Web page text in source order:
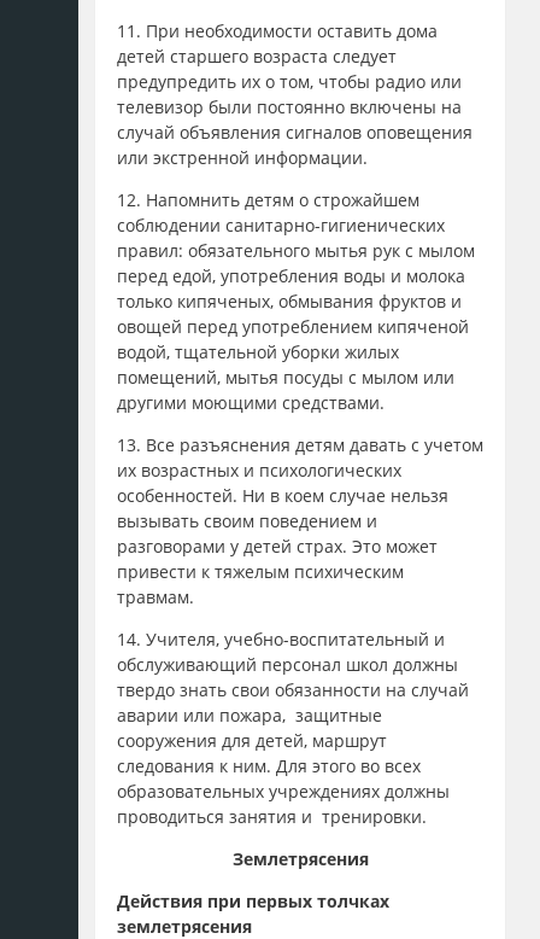
11. При необходимости оставить дома
детей старшего возраста следует
предупредить их о том, чтобы радио или
телевизор были постоянно включены на
случай объявления сигналов оповещения
или экстренной информации.
12. Напомнить детям о строжайшем
соблюдении санитарно-гигиенических
правил: обязательного мытья рук с мылом
перед едой, употребления воды и молока
только кипяченых, обмывания фруктов и
овощей перед употреблением кипяченой
водой, тщательной уборки жилых
помещений, мытья посуды с мылом или
другими моющими средствами.
13. Все разъяснения детям давать с учетом
их возрастных и психологических
особенностей. Ни в коем случае нельзя
вызывать своим поведением и
разговорами у детей страх. Это может
привести к тяжелым психическим
травмам.
14. Учителя, учебно-воспитательный и
обслуживающий персонал школ должны
твердо знать свои обязанности на случай
аварии или пожара, защитные
сооружения для детей, маршрут
следования к ним. Для этого во всех
образовательных учреждениях должны
проводиться занятия и тренировки.
Землетрясения
Действия при первых толчках
землетрясения